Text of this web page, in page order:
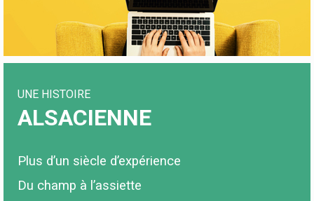
UNE HISTOIRE
ALSACIENNE
Plus d’un siècle d’expérience
Du champ à l’assiette